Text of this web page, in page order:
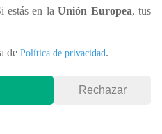
estás en laUnión Europea, tus
de Política de privacidad.
Rechazar